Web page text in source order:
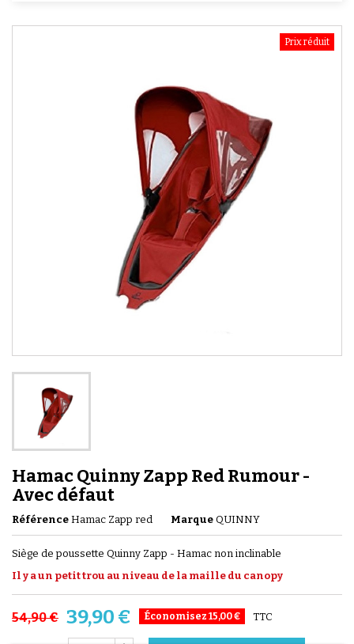
Prix réduit
Hamac Quinny Zapp Red Rumour -
Avec défaut
Référence Hamac Zapp red Marque QUINNY
Siège de poussette Quinny Zapp - Hamac non inclinable
Il y a un petit trou au niveau de la maille du canopy
54,90 € 39,90 € Économisez 15,00 € TTC